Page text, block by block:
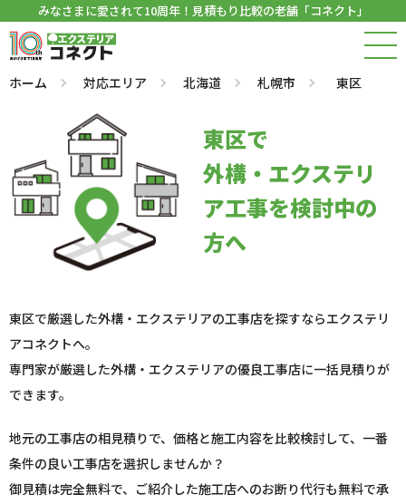
みなさまに愛されて10周年！見積もり比較の老舗「コネクト」
ホーム 対応エリア 北海道 札幌市 東区
東区で
外構・エクステリ
ア工事を検討中の
方へ
東区で厳選した外構・エクステリアの工事店を探すならエクステリ
アコネクトへ。
専門家が厳選した外構・エクステリアの優良工事店に一括見積りが
できます。
地元の工事店の相見積りで、価格と施工内容を比較検討して、一番
条件の良い工事店を選択しませんか？
御見積は完全無料で、ご紹介した施工店へのお断り代行も無料で承